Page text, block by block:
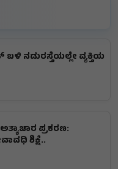
ಬಳಿ ನಡುರಸ್ತೆಯಲ್ಲೇ ವ್ಯಕ್ತಿಯ
ಪ್ರಕರಣ:
ಶಿಕ್ಷೆ..